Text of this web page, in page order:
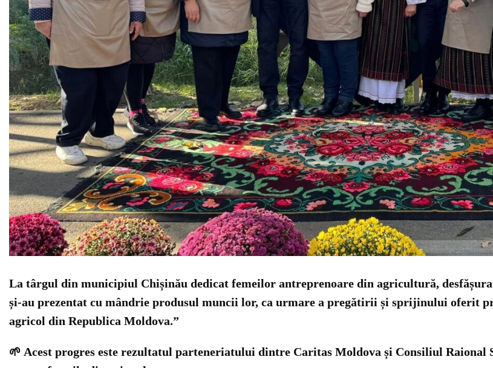
La târgul din municipiul Chișinău dedicat femeilor antreprenoare din agricultură,
și-au prezentat cu mândrie produsul muncii lor, ca urmare a pregătirii și sprijinului oferit
agricol din Republica Moldova.”
🌱 Acest progres este rezultatul parteneriatului dintre Caritas Moldova și Consiliul Raional